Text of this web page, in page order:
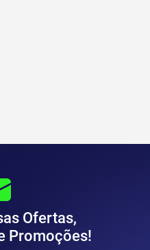
Ofertas,
Promoções!